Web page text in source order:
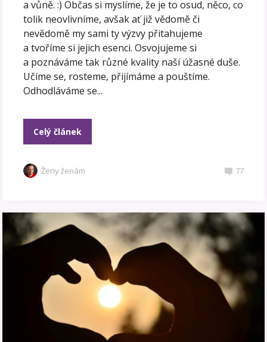
a vůně. :) Občas si myslíme, že je to osud, něco, co
tolik neovlivníme, avšak ať již vědomě či
nevědomě my sami ty výzvy přitahujeme
a tvoříme si jejich esenci. Osvojujeme si
a poznáváme tak různé kvality naší úžasné duše.
Učíme se, rosteme, přijímáme a pouštíme.
Odhodláváme se...
Celý článek
Ženy ženám 77